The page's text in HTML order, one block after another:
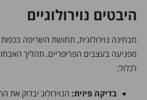
היבטים נוירולוגיים
מבחינה נוירולוגית, תחושת השריפה
מפגיעה בעצבים הפריפריים. תהליך האבחון
לכלול:
בדיקה פיזית: הנוירולוג יבדוק